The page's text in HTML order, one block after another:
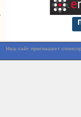
Наш сайт приглашает